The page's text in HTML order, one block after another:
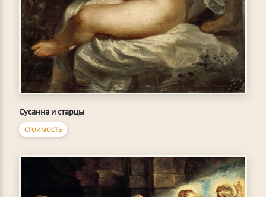
Сусанна и старцы
СТОИМОСТЬ